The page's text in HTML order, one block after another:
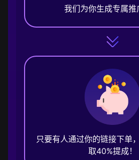
我们为你生成专属推
只要有人通过你的链接下单
取40%提成！